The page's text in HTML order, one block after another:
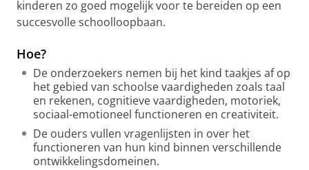
kinderen zo goed mogelijk voor te bereiden op een
succesvolle schoolloopbaan.
Hoe?
De onderzoekers nemen bij het kind taakjes af op
het gebied van schoolse vaardigheden zoals taal
en rekenen, cognitieve vaardigheden, motoriek,
sociaal-emotioneel functioneren en creativiteit.
De ouders vullen vragenlijsten in over het
functioneren van hun kind binnen verschillende
ontwikkelingsdomeinen.